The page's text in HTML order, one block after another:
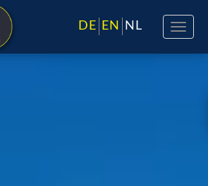
DE EN NL